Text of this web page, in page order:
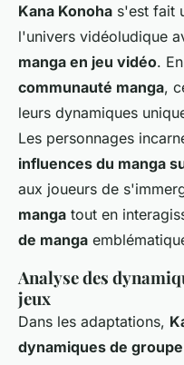
Kana Konoha s'est fait
l'univers vidéoludique
manga en jeu vidéo.
communauté manga,
leurs dynamiques
Les personnages
influences du manga
aux joueurs de
manga tout en
de manga
Analyse des
jeux
Dans les adaptations,
dynamiques de groupe